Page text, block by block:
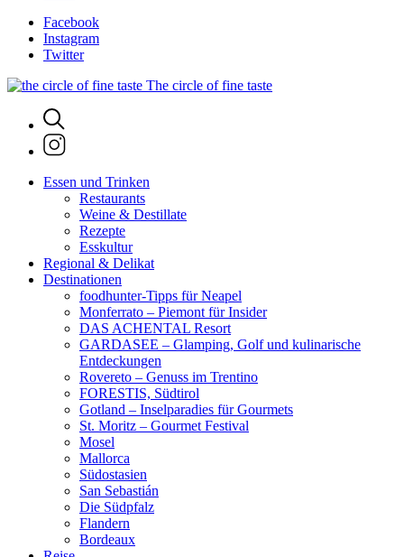
Facebook
Instagram
Twitter
The circle of fine taste
Essen und Trinken
Restaurants
Weine & Destillate
Rezepte
Esskultur
Regional & Delikat
Destinationen
foodhunter-Tipps für Neapel
Monferrato – Piemont für Insider
DAS ACHENTAL Resort
GARDASEE – Glamping, Golf und kulinarische
Entdeckungen
Rovereto – Genuss im Trentino
FORESTIS, Südtirol
Gotland – Inselparadies für Gourmets
St. Moritz – Gourmet Festival
Mosel
Mallorca
Südostasien
San Sebastián
Die Südpfalz
Flandern
Bordeaux